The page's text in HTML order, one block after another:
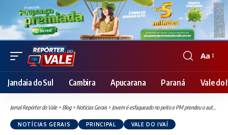
Font
Resizer
Aa
Jandaia do Sul Cambira Apucarana Paraná Vale do
Jornal Repórter do Vale> Blog> Notícias Gerais> Jovem é esfaqueado no peito e PM prendeu o autor em Novo Itacolomi
NOTÍCIAS GERAIS PRINCIPAL VALE DO IVAÍ